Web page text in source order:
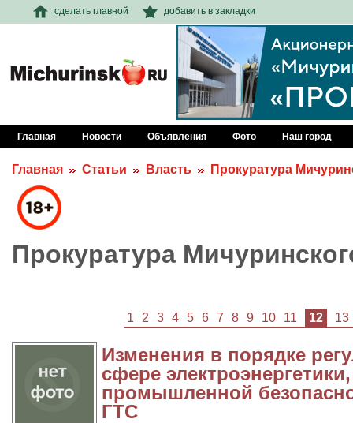
сделать главной добавить в закладки
Главная Новости Объявления Фото Наш город
Главная Статьи Власть Прокуратура
Прокуратура
1 2 3 4 5 6 7 8 9 10 11 12 13
Изменения в порядке
сфере
промышленной
ГТС